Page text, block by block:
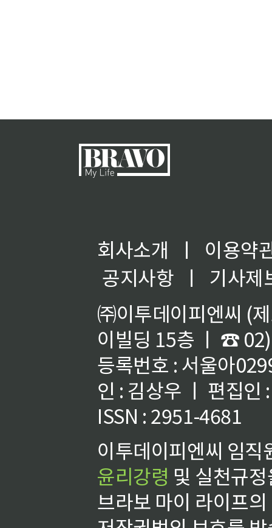
회사소개 ㅣ
이용약
공지사항
ㅣ
기사제
㈜이투데이피엔씨 (
이빌딩 15층 ㅣ ☎
등록번호 : 서울아
인 : 김상우 ㅣ 편집인
ISSN : 2951-4681
이투데이피엔씨 임
윤리강령 및 실천규
브라보 마이 라이프